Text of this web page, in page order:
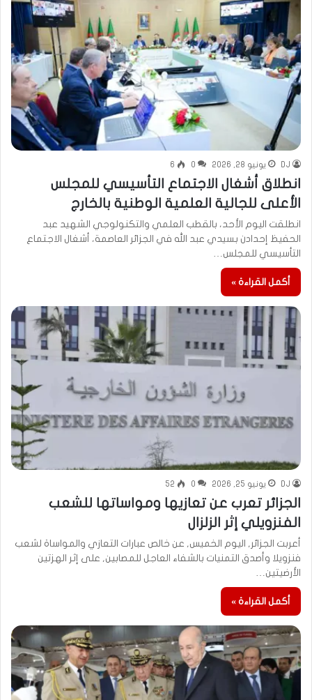
DJ يونيو 28, 2026 0
6
انطلاق أشغال الاجتماع التأسيسي للمجلس
الأعلى للجالية العلمية الوطنية بالخارج
انطلقت اليوم الأحد، بالقطب العلمي والتكنولوجي الشهيد عبد
الحفيظ إحدادن بسيدي عبد الله في الجزائر العاصمة، أشغال الاجتماع
التأسيسي للمجلس…
أكمل القراءة »
DJ يونيو 25, 2026 0
52
الجزائر تعرب عن تعازيها ومواساتها للشعب
الفنزويلي إثر الزلزال
أعربت الجزائر, اليوم الخميس, عن خالص عبارات التعازي والمواساة لشعب
فنزويلا وأصدق التمنيات بالشفاء العاجل للمصابين, على إثر الهزتين
الأرضيتين…
أكمل القراءة »